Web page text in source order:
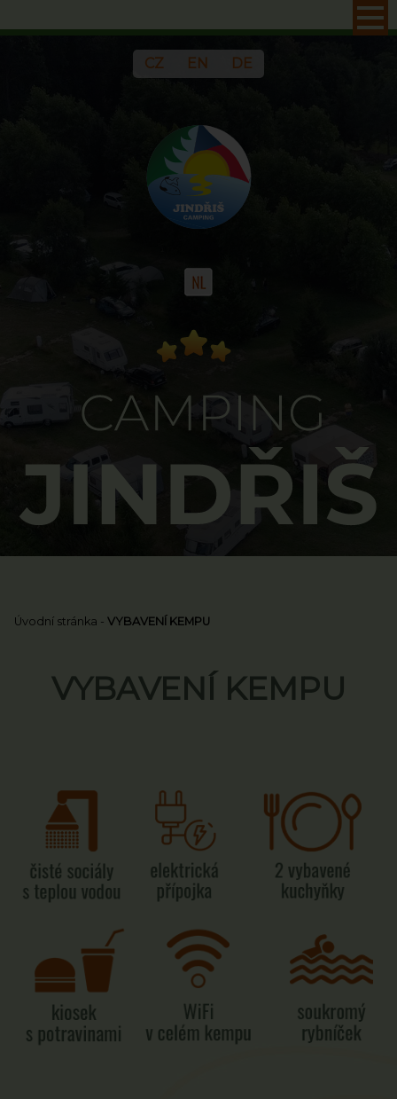
CZ EN DE
Úvodní stránka - VYBAVENÍ KEMPU
VYBAVENÍ KEMPU